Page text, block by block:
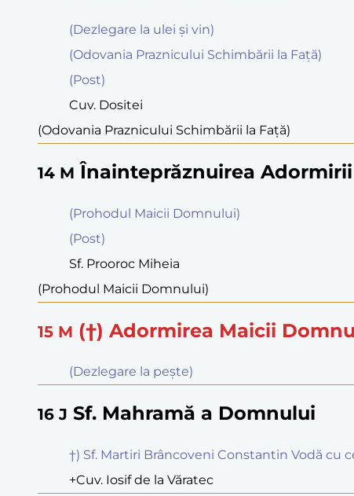
(Dezlegare la ulei şi vin)
(Odovania Praznicului Schimbării la Faţă)
(Post)
Cuv. Dositei
(Odovania Praznicului Schimbării la Faţă)
14 M Înainteprăznuirea
(Prohodul Maicii Domnului)
(Post)
Sf. Prooroc Miheia
(Prohodul Maicii Domnului)
15 M (†) Adormirea Maicii
(Dezlegare la peşte)
16 J Sf. Mahramă a Domnului
†) Sf. Martiri Brâncoveni Constantin Vodă cu
+Cuv. Iosif de la Văratec